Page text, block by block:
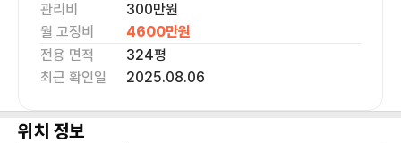
관리비
300만원
월 고정비
4600만원
전용 면적
324평
최근 확인일
2025.08.06
위치 정보